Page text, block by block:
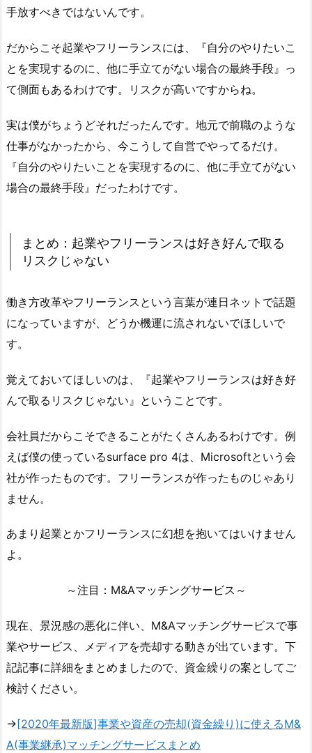
手放すべきではないんです。
だからこそ起業やフリーランスには、『自分のやりたいこ
とを実現するのに、他に手立てがない場合の最終手段』っ
て側面もあるわけです。リスクが高いですからね。
実は僕がちょうどそれだったんです。地元で前職のような
仕事がなかったから、今こうして自営でやってるだけ。
『自分のやりたいことを実現するのに、他に手立てがない
場合の最終手段』だったわけです。
まとめ：起業やフリーランスは好き好んで取る
リスクじゃない
働き方改革やフリーランスという言葉が連日ネットで話題
になっていますが、どうか機運に流されないでほしいで
す。
覚えておいてほしいのは、『起業やフリーランスは好き好
んで取るリスクじゃない』ということです。
会社員だからこそできることがたくさんあるわけです。例
えば僕の使っているsurface pro 4は、Microsoftという会
社が作ったものです。フリーランスが作ったものじゃあり
ません。
あまり起業とかフリーランスに幻想を抱いてはいけません
よ。
～注目：M&Aマッチングサービス～
現在、景況感の悪化に伴い、M&Aマッチングサービスで事
業やサービス、メディアを売却する動きが出ています。下
記記事に詳細をまとめましたので、資金繰りの案としてご
検討ください。
→[2020年最新版]事業や資産の売却(資金繰り)に使えるM&
A(事業継承)マッチングサービスまとめ